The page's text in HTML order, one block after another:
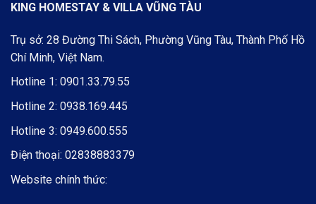
KING HOMESTAY & VILLA VŨNG TÀU
Trụ sở: 28 Đường Thi Sách, Phường Vũng Tàu, Thành Phố Hồ
Chí Minh, Việt Nam.
Hotline 1: 0901.33.79.55
Hotline 2: 0938.169.445
Hotline 3: 0949.600.555
Điện thoại: 02838883379
Website chính thức: